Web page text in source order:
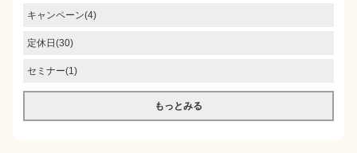
キャンペーン(4)
定休日(30)
セミナー(1)
もっとみる